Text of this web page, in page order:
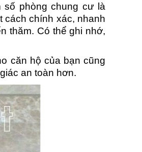
phòng chung cư là
cách chính xác, nhanh
thăm. Có thể ghi nhớ,
căn hộ của bạn cũng
an toàn hơn.